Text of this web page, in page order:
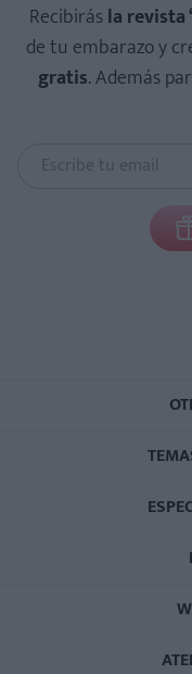
Recibirásla revista
de tu embarazo y
gratis. Además